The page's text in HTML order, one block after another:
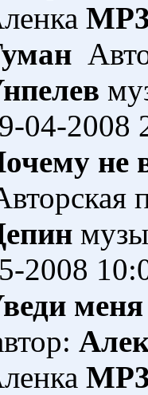
04-2008
не
2008